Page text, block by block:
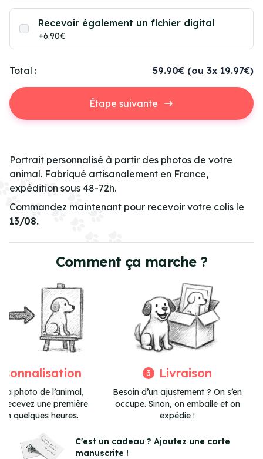
Portrait personnalisé à partir des photos de votre
animal. Fabriqué artisanalement en France,
expédition sous 48-72h.
Commandez maintenant pour recevoir votre colis le
13/08.
Recevoir également un fichier digital
+6.90€
Total : 59.90€ (ou 3x 19.97€)
Étape suivante
Comment ça marche ?
photo de l’animal,
recevez une première
quelques heures.
3 Livraison
Besoin d’un ajustement ? On s’en
occupe. Sinon, on emballe et on
expédie !
C'est un cadeau ? Ajoutez une carte
manuscrite !